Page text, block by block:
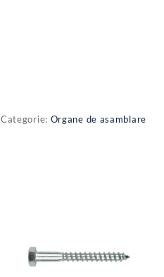
Categorie: Organe de asamblare